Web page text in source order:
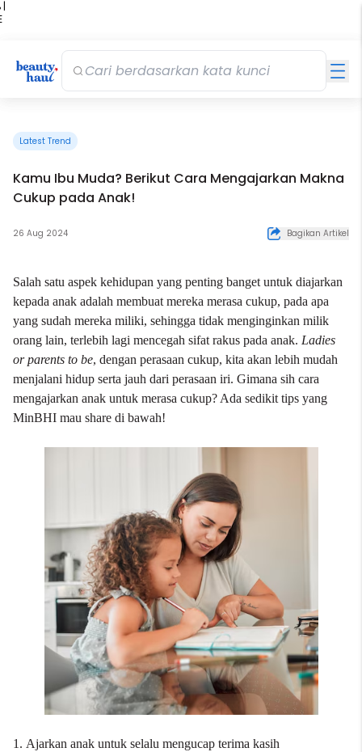
|
Latest Trend
Kamu Ibu Muda? Berikut Cara Mengajarkan Makna
Cukup pada Anak!
26 Aug 2024 Bagikan Artikel
Salah satu aspek kehidupan yang penting banget untuk diajarkan
kepada anak adalah membuat mereka merasa cukup, pada apa
yang sudah mereka miliki, sehingga tidak menginginkan milik
orang lain, terlebih lagi mencegah sifat rakus pada anak. Ladies
or parents to be, dengan perasaan cukup, kita akan lebih mudah
menjalani hidup serta jauh dari perasaan iri. Gimana sih cara
mengajarkan anak untuk merasa cukup? Ada sedikit tips yang
MinBHI mau share di bawah!
1. Ajarkan anak untuk selalu mengucap terima kasih